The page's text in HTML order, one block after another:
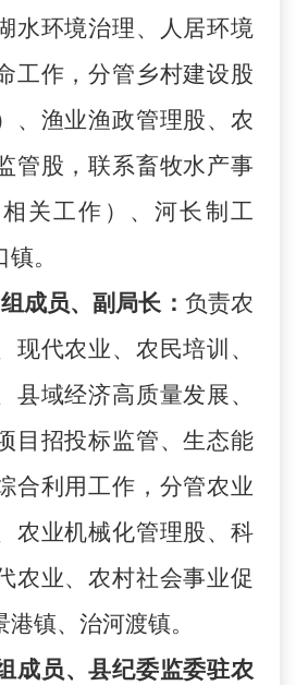
水环境治理、人居环境
工作，分管乡村建设股
、渔业渔政管理股、农
管股，联系畜牧水产事
关工作）、河长制工
。
成员、副局长： 负责农
现代农业、 农民培训、
县域经济高质量发展、
目招投标监管、生态能
合利用工作，分管农业
农业机械化管理股、 科
农业、农村社会事业促
镇、治河渡镇。
成员、县纪委监委驻农